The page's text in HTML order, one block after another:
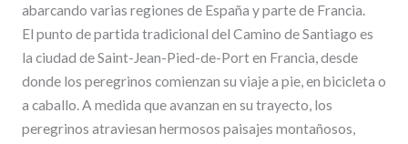
abarcando varias regiones de España y parte de Francia.
El punto de partida tradicional del Camino de Santiago es
la ciudad de Saint-Jean-Pied-de-Port en Francia, desde
donde los peregrinos comienzan su viaje a pie, en bicicleta o
a caballo. A medida que avanzan en su trayecto, los
peregrinos atraviesan hermosos paisajes montañosos,